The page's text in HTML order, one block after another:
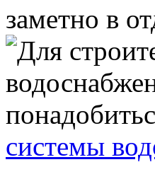
заметно в
системы